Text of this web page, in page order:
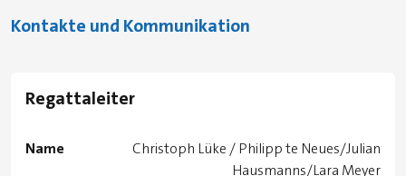
Kontakte und Kommunikation
Regattaleiter
Name
Christoph Lüke / Philipp te Neues/Julian
Hausmanns/Lara Meyer